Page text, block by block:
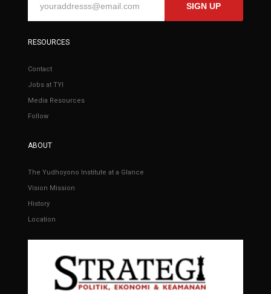
SIGN UP
RESOURCES
Contact
Jobs at TYI
Media Resources
Follow
ABOUT
The Yudhoyono Institute at a Glance
Vision Mission
History
Location